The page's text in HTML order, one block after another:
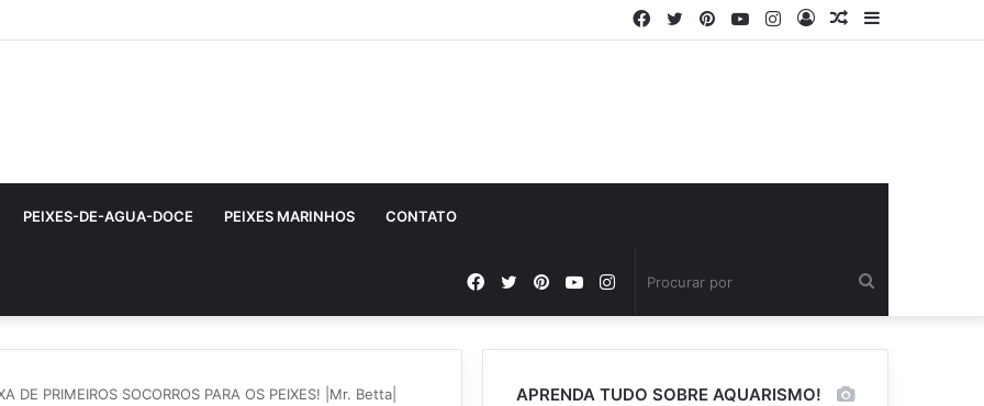
Barra
Artigo
Entrar
Instagram
YouTube
Pinterest
Twitter
Facebook
PEIXES-DE-AGUA-DOCE PEIXES MARINHOS CONTATO
por
Instagram
YouTube
Pinterest
Twitter
Facebook
DE PRIMEIROS SOCORROS PARA OS PEIXES! |Mr. Betta| APRENDA TUDO SOBRE AQUARISMO!